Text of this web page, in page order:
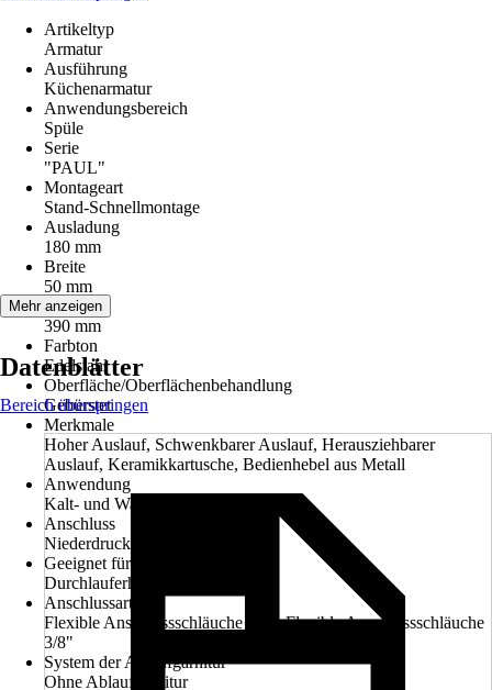
Artikeltyp
Armatur
Ausführung
Küchenarmatur
Anwendungsbereich
Spüle
Serie
"PAUL"
Montageart
Stand-Schnellmontage
Ausladung
180 mm
Breite
50 mm
Höhe
390 mm
Farbton
Edelstahl
Oberfläche/Oberflächenbehandlung
Gebürstet
Merkmale
Hoher Auslauf, Schwenkbarer Auslauf, Herausziehbarer
Auslauf, Keramikkartusche, Bedienhebel aus Metall
Anwendung
Kalt- und Warmwasserversorgung
Anschluss
Niederdruck - drucklos
Geeignet für
Durchlauferhitzer
Anschlussart
Flexible Anschlussschläuche 1/2", Flexible Anschlussschläuche
3/8"
System der Ablaufgarnitur
Ohne Ablaufgarnitur
Mehr anzeigen
Datenblätter
Bereich überspringen